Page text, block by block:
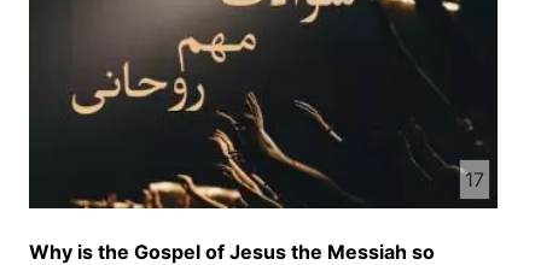
17
Why is the Gospel of Jesus the Messiah so